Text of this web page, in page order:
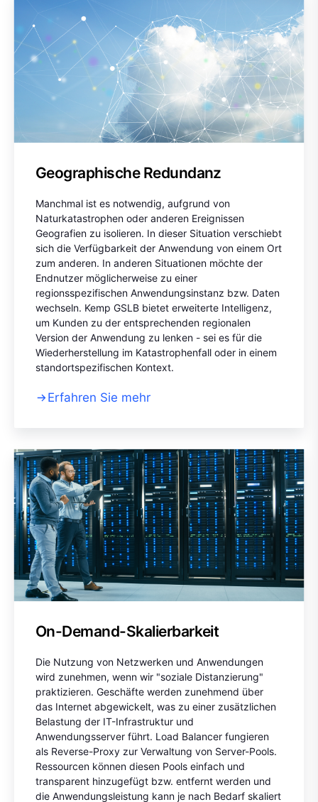
Geographische Redundanz
Manchmal ist es notwendig, aufgrund von
Naturkatastrophen oder anderen Ereignissen
Geografien zu isolieren. In dieser Situation verschiebt
sich die Verfügbarkeit der Anwendung von einem Ort
zum anderen. In anderen Situationen möchte der
Endnutzer möglicherweise zu einer
regionsspezifischen Anwendungsinstanz bzw. Daten
wechseln. Kemp GSLB bietet erweiterte Intelligenz,
um Kunden zu der entsprechenden regionalen
Version der Anwendung zu lenken - sei es für die
Wiederherstellung im Katastrophenfall oder in einem
standortspezifischen Kontext.
Erfahren Sie mehr
On-Demand-Skalierbarkeit
Die Nutzung von Netzwerken und Anwendungen
wird zunehmen, wenn wir "soziale Distanzierung"
praktizieren. Geschäfte werden zunehmend über
das Internet abgewickelt, was zu einer zusätzlichen
Belastung der IT-Infrastruktur und
Anwendungsserver führt. Load Balancer fungieren
als Reverse-Proxy zur Verwaltung von Server-Pools.
Ressourcen können diesen Pools einfach und
transparent hinzugefügt bzw. entfernt werden und
die Anwendungsleistung kann je nach Bedarf skaliert